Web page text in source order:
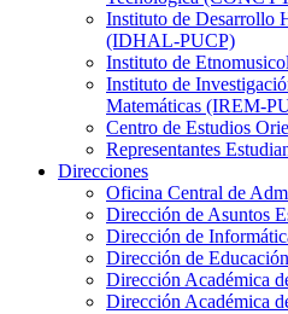
Instituto de Desarrollo
(IDHAL-PUCP)
Instituto de
Instituto de
Matemáticas (IREM-
Centro de Estudios
Representantes
Direcciones
Oficina Central de
Dirección de Asuntos
Dirección de
Dirección de
Dirección Académica
Dirección Académica